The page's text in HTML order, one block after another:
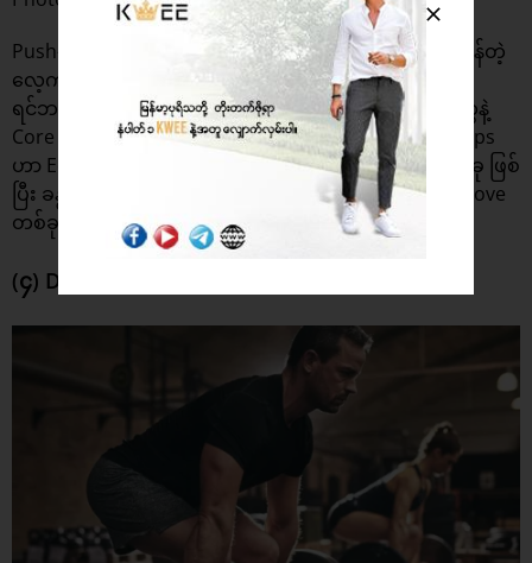
Push-Ups ကတော့ Upper-Body အတွက် အထူးကောင်းမွန်တဲ့
လေ့ကျင့်ခန်း ဖြစ်ပါတယ်။ ခန္ဓာကိုယ် အပေါ်ပိုင်းမှာ ရှိတဲ့
ရင်ဘတ် ၊ ပခုံး ၊ လက်မောင်း အနောက်ဘက် ကြွက်သားတွေနဲ့
Core ကြွက်သားတွေကို ထိရောက်မှု ရှိစေပါတယ်။ Push-Ups
ဟာ Equipment တွေမလိုပဲ ကစားနိုင်တဲ့ လေ့ကျင့်ခန်းတစ်ခု ဖြစ်
ပြီး ခန္ဓာကိုယ်ရဲ့ ကြံ့ခိုင်မှု နဲ့ ခွန်အားကို အဓိကတက်စေတဲ့ Move
တစ်ခု ဖြစ်ပါတယ်။
(၄) Deadlifts